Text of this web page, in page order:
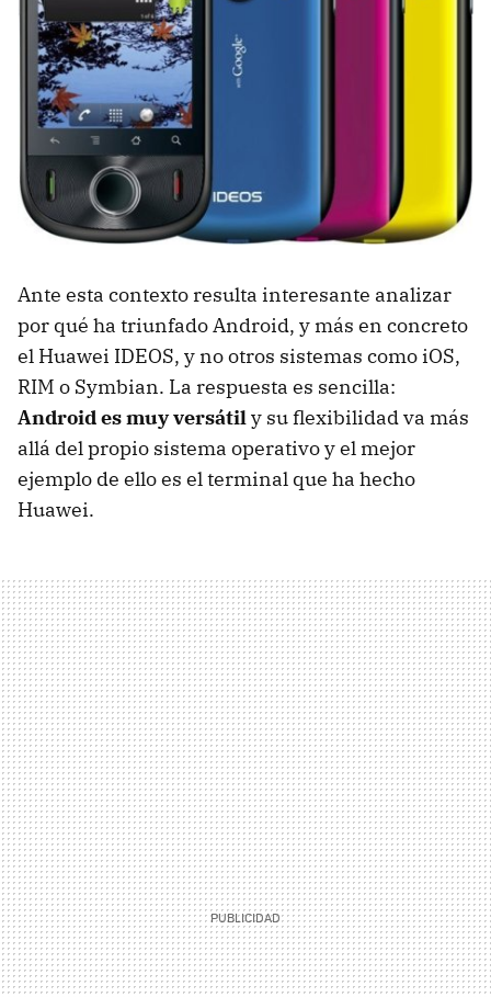
Ante esta contexto resulta interesante analizar
por qué ha triunfado Android, y más en concreto
el Huawei IDEOS, y no otros sistemas como iOS,
RIM o Symbian. La respuesta es sencilla:
Android es muy versátily su flexibilidad va más
allá del propio sistema operativo y el mejor
ejemplo de ello es el terminal que ha hecho
Huawei.